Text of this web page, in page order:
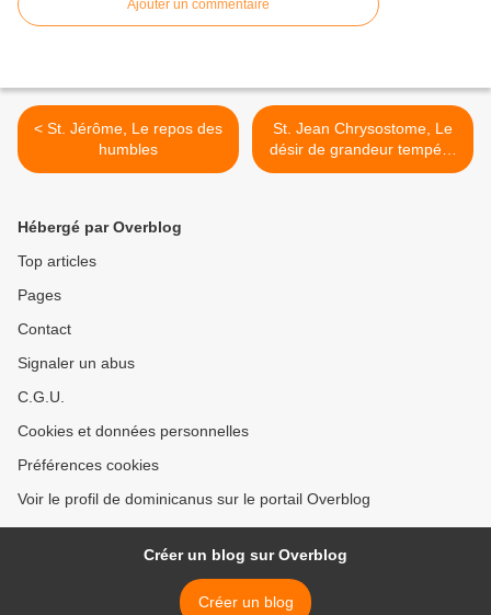
Ajouter un commentaire
< St. Jérôme, Le repos des
humbles
St. Jean Chrysostome, Le
désir de grandeur tempéré
par l'humilité >
Hébergé par Overblog
Top articles
Pages
Contact
Signaler un abus
C.G.U.
Cookies et données personnelles
Préférences cookies
Voir le profil de dominicanus sur le portail Overblog
Créer un blog sur Overblog
Créer un blog